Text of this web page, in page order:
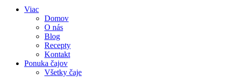
Viac
Domov
O nás
Blog
Recepty
Kontakt
Ponuka čajov
Všetky čaje